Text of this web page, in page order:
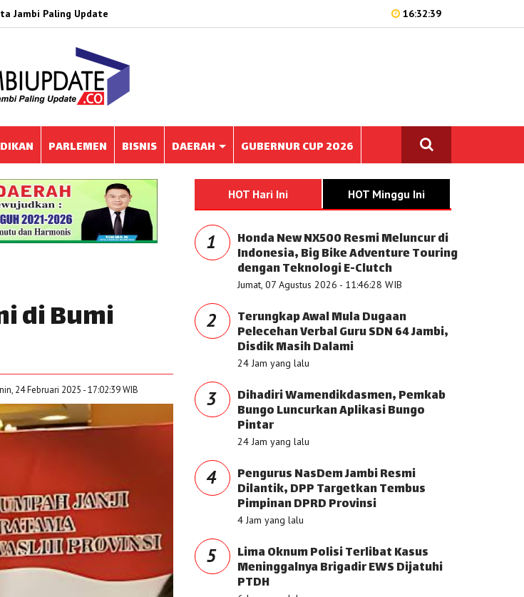
Jambi Paling Update 16:32:39
PARLEMEN BISNIS DAERAH GUBERNUR CUP 2026
di Bumi
24 Februari 2025 - 17:02:39 WIB
HOT Hari Ini HOT Minggu Ini
1 Honda New NX500 Resmi Meluncur di
Indonesia, Big Bike Adventure Touring
dengan Teknologi E-Clutch
Jumat, 07 Agustus 2026 - 11:46:28 WIB
2 Terungkap Awal Mula Dugaan
Pelecehan Verbal Guru SDN 64 Jambi,
Disdik Masih Dalami
24 Jam yang lalu
3 Dihadiri Wamendikdasmen, Pemkab
Bungo Luncurkan Aplikasi Bungo
Pintar
24 Jam yang lalu
4 Pengurus NasDem Jambi Resmi
Dilantik, DPP Targetkan Tembus
Pimpinan DPRD Provinsi
4 Jam yang lalu
5 Lima Oknum Polisi Terlibat Kasus
Meninggalnya Brigadir EWS Dijatuhi
PTDH